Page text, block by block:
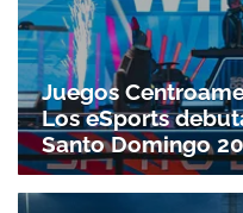
Juegos
Los eSports
Santo Domingo